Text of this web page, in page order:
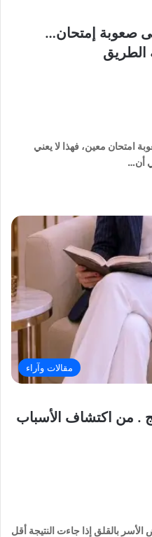
صعوبة إمتحان…
الطريق
امتحان معين، فهذا لا يعني
أن…
مقالات وآراء
. من اكتشاف الأسباب
الأسر بالقلق إذا جاءت النتيجة أقل